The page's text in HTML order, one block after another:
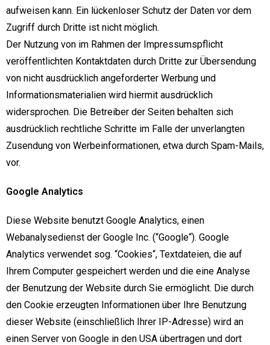
aufweisen kann. Ein lückenloser Schutz der Daten vor dem
Zugriff durch Dritte ist nicht möglich.
Der Nutzung von im Rahmen der Impressumspflicht
veröffentlichten Kontaktdaten durch Dritte zur Übersendung
von nicht ausdrücklich angeforderter Werbung und
Informationsmaterialien wird hiermit ausdrücklich
widersprochen. Die Betreiber der Seiten behalten sich
ausdrücklich rechtliche Schritte im Falle der unverlangten
Zusendung von Werbeinformationen, etwa durch Spam-Mails,
vor.
Google Analytics
Diese Website benutzt Google Analytics, einen
Webanalysedienst der Google Inc. (“Google“). Google
Analytics verwendet sog. “Cookies“, Textdateien, die auf
Ihrem Computer gespeichert werden und die eine Analyse
der Benutzung der Website durch Sie ermöglicht. Die durch
den Cookie erzeugten Informationen über Ihre Benutzung
dieser Website (einschließlich Ihrer IP-Adresse) wird an
einen Server von Google in den USA übertragen und dort